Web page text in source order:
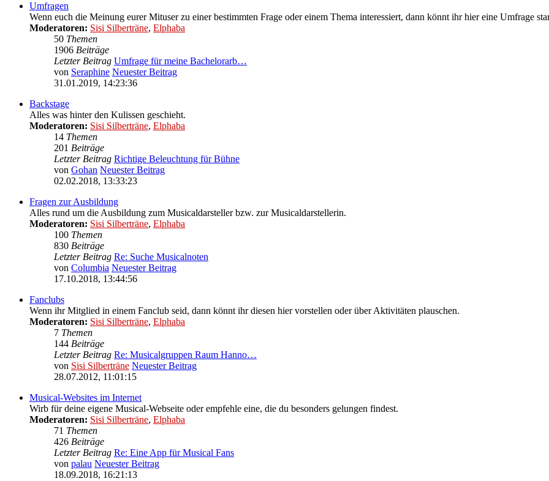
Umfragen
Wenn euch die Meinung eurer Mituser zu einer bestimmten Frage oder einem Thema interessiert, dann könnt ihr hier eine Umfrage
Moderatoren: Sisi Silberträne, Elphaba
50 Themen
1906 Beiträge
Letzter Beitrag Umfrage für meine Bachelorarb…
von Seraphine Neuester Beitrag
31.01.2019, 14:23:36
Backstage
Alles was hinter den Kulissen geschieht.
Moderatoren: Sisi Silberträne, Elphaba
14 Themen
201 Beiträge
Letzter Beitrag Richtige Beleuchtung für Bühne
von Gohan Neuester Beitrag
02.02.2018, 13:33:23
Fragen zur Ausbildung
Alles rund um die Ausbildung zum Musicaldarsteller bzw. zur Musicaldarstellerin.
Moderatoren: Sisi Silberträne, Elphaba
100 Themen
830 Beiträge
Letzter Beitrag Re: Suche Musicalnoten
von Columbia Neuester Beitrag
17.10.2018, 13:44:56
Fanclubs
Wenn ihr Mitglied in einem Fanclub seid, dann könnt ihr diesen hier vorstellen oder über Aktivitäten plauschen.
Moderatoren: Sisi Silberträne, Elphaba
7 Themen
144 Beiträge
Letzter Beitrag Re: Musicalgruppen Raum Hanno…
von Sisi Silberträne Neuester Beitrag
28.07.2012, 11:01:15
Musical-Websites im Internet
Wirb für deine eigene Musical-Webseite oder empfehle eine, die du besonders gelungen findest.
Moderatoren: Sisi Silberträne, Elphaba
71 Themen
426 Beiträge
Letzter Beitrag Re: Eine App für Musical Fans
von palau Neuester Beitrag
18.09.2018, 16:21:13